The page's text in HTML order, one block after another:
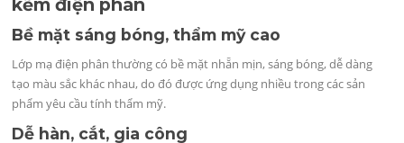
Bề mặt sáng bóng, thẩm mỹ cao
Lớp mạ điện phân thường có bề mặt nhẵn mịn, sáng bóng, dễ dàng
tạo màu sắc khác nhau, do đó được ứng dụng nhiều trong các sản
phẩm yêu cầu tính thẩm mỹ.
Dễ hàn, cắt, gia công